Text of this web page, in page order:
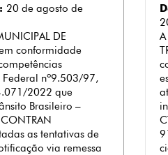
20 de agosto de
DE
em conformidade
nº9.503/97,
2022 que
Brasileiro –
as tentativas de
via remessa
A